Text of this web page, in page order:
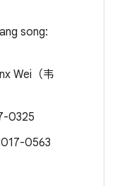
song:
Wei（韦
0325
0563